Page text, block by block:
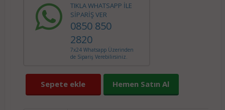
TIKLA WHATSAPP İLE
SİPARİŞ VER
0850 850
2820
7x24 Whatsapp Üzerinden
de Sipariş Verebilirsiniz.
Sepete ekle Hemen Satın Al